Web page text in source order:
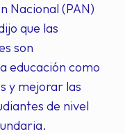
Nacional (PAN)
que las
son
educación como
y mejorar las
de nivel